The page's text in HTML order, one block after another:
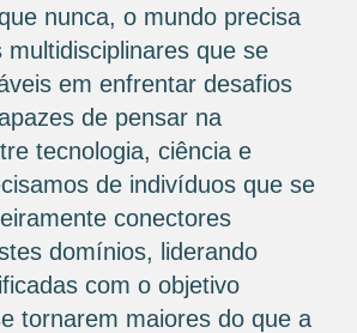
nunca, o mundo precisa
multidisciplinares que se
​​em enfrentar desafios
de pensar na
tecnologia, ciência e
de indivíduos que se
conectores
domínios, liderando
com o objetivo
tornarem maiores do que a